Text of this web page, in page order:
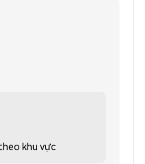
khu vực